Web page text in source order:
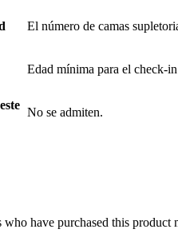
El número de camas
Edad mínima para el check-
No se admiten.
have purchased this product